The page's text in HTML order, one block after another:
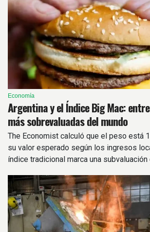
Economía
Argentina y el Índice Big Mac:
más sobrevaluadas del mundo
The Economist calculó que el peso está
su valor esperado según los ingresos
índice tradicional marca una subvaluación